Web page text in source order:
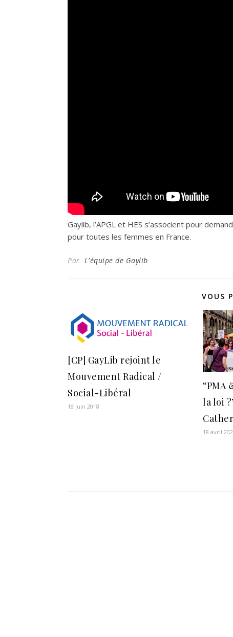
Gaylib, l’APGL et HES s’associent pour
pour toutes les femmes en France.
Par L'équipe de Gaylib
VOUS
[CP] GayLib rejoint le
Mouvement Radical /
Social-Libéral
18 juin 2018
“PMA
la loi
18 avril